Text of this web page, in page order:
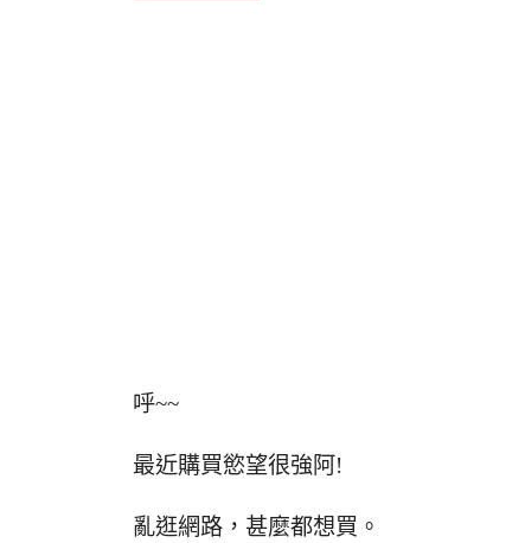
呼~~
最近購買慾望很強阿!
亂逛網路，甚麼都想買。